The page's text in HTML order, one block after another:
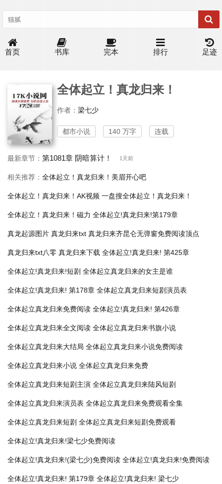
首页 书库 完本 排行 足迹
全体起立！真龙归来！
作者： 梁七少
都市小说 140 万字 连载
最新章节： 第1081章 阴暗算计！ 1天前
相关推荐： 全体起立！真龙归来！美眉开心吧
全体起立！真龙归来！AK视频 一盘搜全体起立！真龙归来！
全体起立！真龙归来！磁力 全体起立!真龙归来!第179章
真龙起源图片 真龙归来txt 真龙归来齐昆仑无弹窗免费阅读顶点
真龙归来txt八零 真龙归来下载 全体起立!真龙归来! 第425章
全体起立!真龙归来!短剧 全体起立真龙归来的女主是谁
全体起立!真龙归来! 第178章 全体起立真龙归来短剧演员表
全体起立真龙归来免费阅读 全体起立!真龙归来! 第426章
全体起立真龙归来全文阅读 全体起立真龙归来书旗小说
全体起立真龙归来大结局 全体起立真龙归来小说免费阅读
全体起立真龙归来小说 全体起立真龙归来免费
全体起立真龙归来短剧主演 全体起立真龙归来陆风短剧
全体起立真龙归来演员表 全体起立真龙归来免费观看全集
全体起立真龙归来短剧 全体起立真龙归来短剧免费观看
全体起立!真龙归来!梁七少免费阅读
全体起立!真龙归来!(梁七少)免费阅读 全体起立!真龙归来!免费阅读
全体起立!真龙归来! 第179章 全体起立!真龙归来! 梁七少